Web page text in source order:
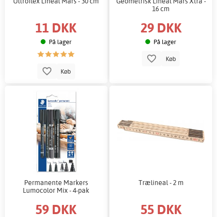
11 DKK
På lager
Køb
16 cm
29 DKK
På lager
Køb
Permanente Markers
Lumocolor Mix - 4-pak
59 DKK
Trælineal - 2 m
55 DKK